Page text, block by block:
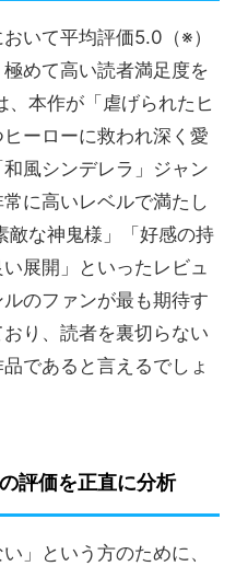
いて平均評価5.0（※）
めて高い読者満足度を
本作が「虐げられたヒ
ーローに救われ深く愛
風シンデレラ」ジャン
に高いレベルで満たし
敵な神鬼様」「好感の持
展開」といったレビュ
のファンが最も期待す
り、読者を裏切らない
であると言えるでしょ
評価を正直に分析
」という方のために、